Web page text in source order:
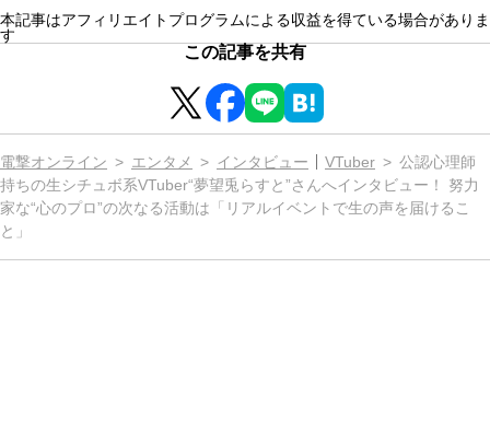
本記事はアフィリエイトプログラムによる収益を得ている場合がありま
す
この記事を共有
電撃オンライン エンタメ インタビュー VTuber
公認心理師
持ちの生シチュボ系VTuber“夢望兎らすと”さんへインタビュー！ 努力
家な“心のプロ”の次なる活動は「リアルイベントで生の声を届けるこ
と」